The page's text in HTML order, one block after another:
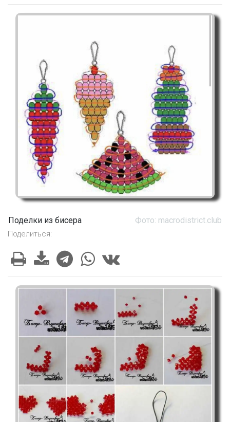
Поделки из бисера Фото: macrodistrict.club
Поделиться: